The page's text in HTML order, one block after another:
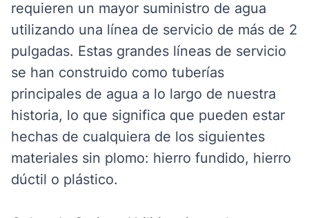
requieren un mayor suministro de agua
utilizando una línea de servicio de más de 2
pulgadas. Estas grandes líneas de servicio
se han construido como tuberías
principales de agua a lo largo de nuestra
historia, lo que significa que pueden estar
hechas de cualquiera de los siguientes
materiales sin plomo: hierro fundido, hierro
dúctil o plástico.